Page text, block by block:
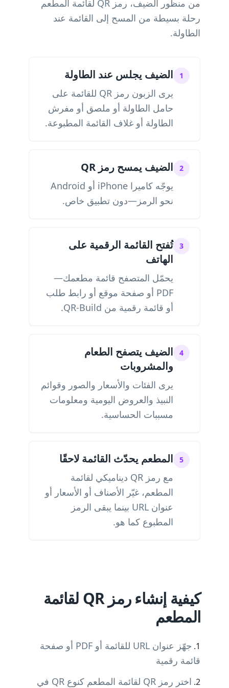
من منظور الضيف، رمز QR لقائمة المطعم
رحلة بسيطة من المسح إلى القائمة عند
الطاولة.
1 الضيف يجلس عند الطاولة
يرى الزبون رمز QR للقائمة على
حامل الطاولة أو ملصق أو مفرش
الطاولة أو غلاف القائمة المطبوعة.
2 الضيف يمسح رمز QR
يوجّه كاميرا iPhone أو Android
نحو الرمز—دون تطبيق خاص.
3
تُفتح القائمة الرقمية على
الهاتف
يحمّل المتصفح قائمة مطعمك—
PDF أو صفحة موقع أو رابط طلب
أو قائمة رقمية من QR-Build.
4
الضيف يتصفح الطعام
والمشروبات
يرى الفئات والأسعار والصور وقوائم
النبيذ والعروض اليومية ومعلومات
مسببات الحساسية.
5 المطعم يحدّث القائمة لاحقًا
مع رمز QR ديناميكي لقائمة
المطعم، غيّر الأصناف أو الأسعار أو
عنوان URL بينما يبقى الرمز
المطبوع كما هو.
كيفية إنشاء رمز QR لقائمة
المطعم
جهّز عنوان URL للقائمة أو PDF أو صفحة
قائمة رقمية
اختر رمز QR لقائمة المطعم كنوع QR في